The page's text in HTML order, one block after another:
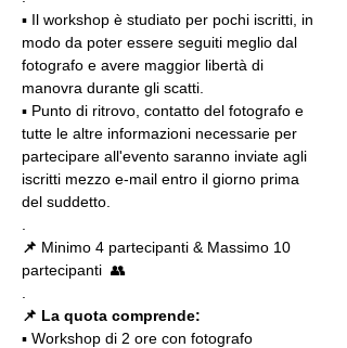
▪️ Il workshop è studiato per pochi iscritti, in
modo da poter essere seguiti meglio dal
fotografo e avere maggior libertà di
manovra durante gli scatti.
▪️ Punto di ritrovo, contatto del fotografo e
tutte le altre informazioni necessarie per
partecipare all'evento saranno inviate agli
iscritti mezzo e-mail entro il giorno prima
del suddetto.
📌 Minimo 4 partecipanti & Massimo 10
partecipanti  👥
📌 La quota comprende:
▪️ Workshop di 2 ore con fotografo